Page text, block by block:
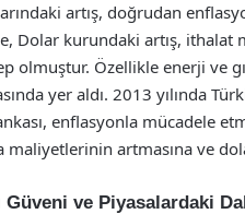
artış, doğrudan
Dolar kurundaki artış,
olmuştur. Özellikle enerji ve
yer aldı. 2013 yılında
enflasyonla mücadele
maliyetlerinin artmasına ve
Güveni ve Piyasalardaki